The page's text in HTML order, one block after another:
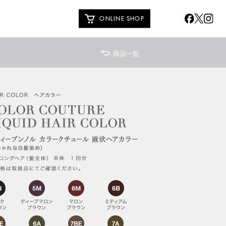
ONLINE SHOP
商品一覧